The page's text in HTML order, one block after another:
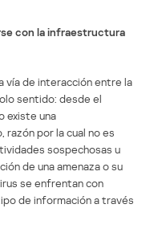
con la infraestructura
vía de interacción entre la
sentido: desde el
existe una
por la cual no es
sospechosas u
de una amenaza o su
se enfrentan con
de información a través